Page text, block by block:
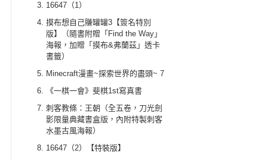
16647（1）
摸布想自己賺罐罐3【簽名特別
版】（隨書附贈「Find the Way」
海報，加贈「摸布&弗蘭茲」透卡
書籤）
Minecraft漫畫~探索世界的盡頭~ 7
《一棋一會》斐棋1st寫真書
刺客教條：王朝（全五卷，刀光劍
影限量典藏書盒版，內附特製刺客
水墨古風海報）
16647（2）【特裝版】